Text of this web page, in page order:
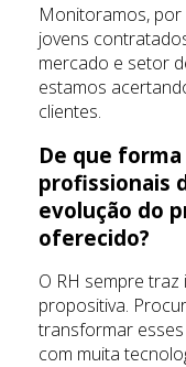
Monitoramos, por
jovens
mercado e setor
estamos
clientes.
De que forma
profissionais
evolução do
oferecido?
O RH sempre
propositiva.
transformar
com muita